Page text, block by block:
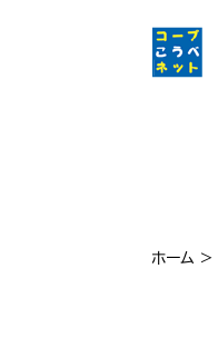
ホーム >